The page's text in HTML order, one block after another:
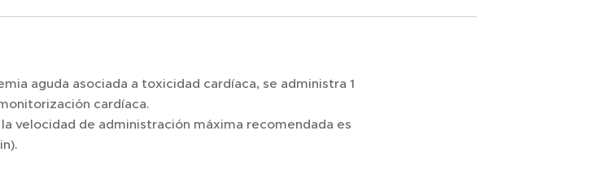
aguda asociada a toxicidad cardíaca, se administra 1
cardíaca.
velocidad de administración máxima recomendada es